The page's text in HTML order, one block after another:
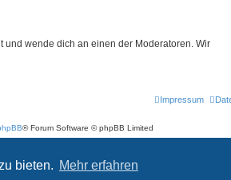
bieten. Mehr erfahren
und wende dich an einen der Moderatoren. Wir
Impressum
® Forum Software © phpBB Limited